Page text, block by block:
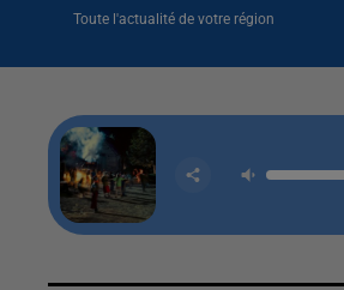
Toute l'actualité de votre région